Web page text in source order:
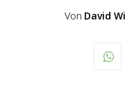
Von David